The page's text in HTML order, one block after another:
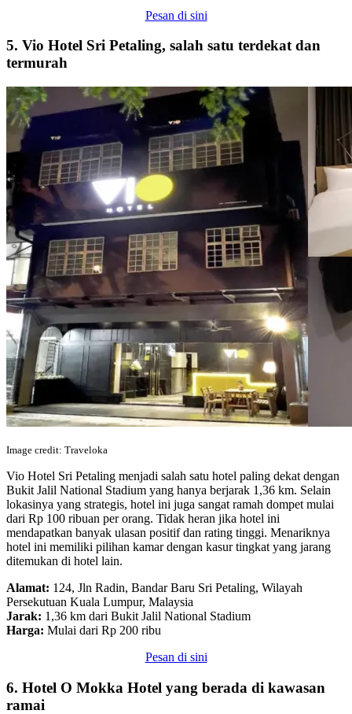
Pesan di sini
5. Vio Hotel Sri Petaling, salah satu terdekat dan
termurah
Image credit: Traveloka
Vio Hotel Sri Petaling menjadi salah satu hotel paling dekat dengan
Bukit Jalil National Stadium yang hanya berjarak 1,36 km. Selain
lokasinya yang strategis, hotel ini juga sangat ramah dompet mulai
dari Rp 100 ribuan per orang. Tidak heran jika hotel ini
mendapatkan banyak ulasan positif dan rating tinggi. Menariknya
hotel ini memiliki pilihan kamar dengan kasur tingkat yang jarang
ditemukan di hotel lain.
Alamat: 124, Jln Radin, Bandar Baru Sri Petaling, Wilayah
Persekutuan Kuala Lumpur, Malaysia
Jarak: 1,36 km dari Bukit Jalil National Stadium
Harga: Mulai dari Rp 200 ribu
Pesan di sini
6. Hotel O Mokka Hotel yang berada di kawasan
ramai